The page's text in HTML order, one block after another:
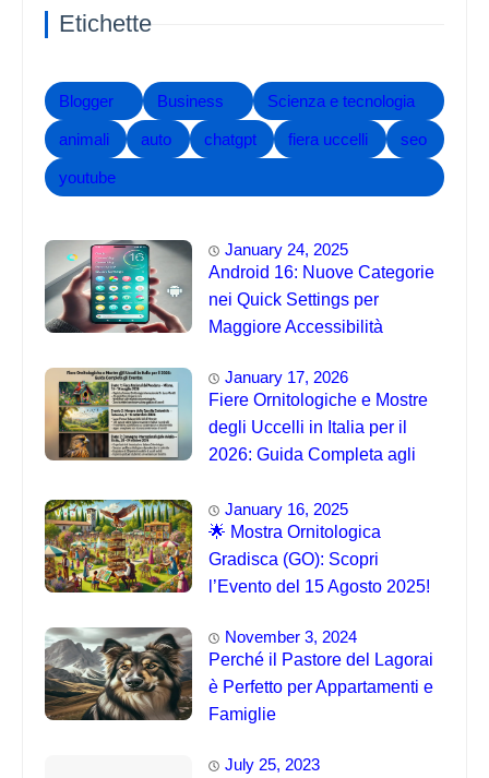
Etichette
Blogger Business Scienza e tecnologia
animali auto chatgpt fiera uccelli seo
youtube
January 24, 2025
Android 16: Nuove Categorie
nei Quick Settings per
Maggiore Accessibilità
January 17, 2026
Fiere Ornitologiche e Mostre
degli Uccelli in Italia per il
2026: Guida Completa agli
January 16, 2025
🌟 Mostra Ornitologica
Gradisca (GO): Scopri
l’Evento del 15 Agosto 2025!
November 3, 2024
Perché il Pastore del Lagorai
è Perfetto per Appartamenti e
Famiglie
July 25, 2023